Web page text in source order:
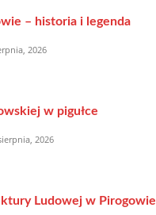
– historia i legenda
2026
w pigułce
2026
Ludowej w Pirogowie